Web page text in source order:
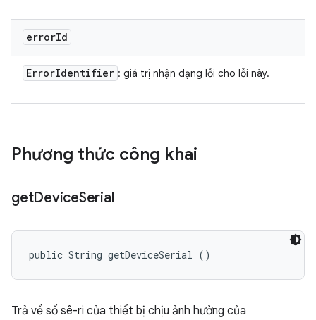
errorId
ErrorIdentifier : giá trị nhận dạng lỗi cho lỗi này.
Phương thức công khai
getDeviceSerial
public String getDeviceSerial ()
Trả về số sê-ri của thiết bị chịu ảnh hưởng của